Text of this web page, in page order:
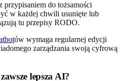
przypisaniem do tożsamości
w każdej chwili usunięte lub
tu przepisy RODO.
ów wymaga regularnej edycji
zarządzania swoją cyfrową
lepsza AI?